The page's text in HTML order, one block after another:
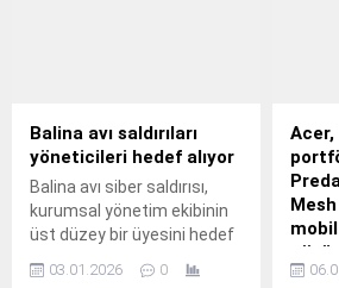
Balina avı saldırıları
yöneticileri hedef alıyor
Balina avı siber saldırısı,
kurumsal yönetim ekibinin
üst düzey bir üyesini hedef
03.01.2026 0
Acer,